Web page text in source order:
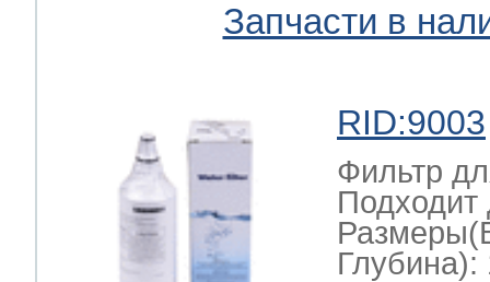
Запчасти в
RID:9003
Фильтр
Подходит
Глубина):